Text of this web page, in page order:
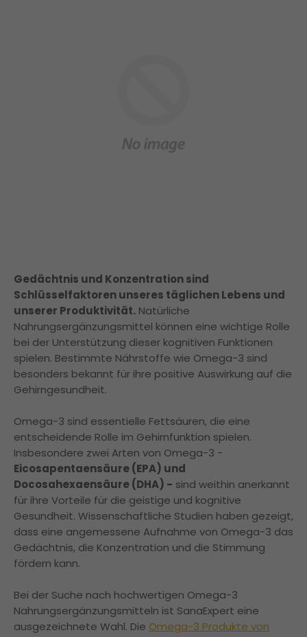
Gedächtnis und Konzentration sind
Schlüsselfaktoren unseres täglichen Lebens und
unserer Produktivität. Natürliche
Nahrungsergänzungsmittel können eine wichtige Rolle
bei der Unterstützung dieser kognitiven Funktionen
spielen. Bestimmte Nährstoffe wie Omega-3 sind
besonders bekannt für ihre positive Auswirkung auf die
Gehirngesundheit.
Omega-3 sind essentielle Fettsäuren, die eine
entscheidende Rolle im Gehirnfunktion spielen.
Insbesondere zwei Arten von Omega-3 -
Eicosapentaensäure (EPA) und
Docosahexaensäure (DHA) - sind weithin anerkannt
für ihre Vorteile für die geistige und kognitive
Gesundheit. Wissenschaftliche Studien haben gezeigt,
dass eine angemessene Aufnahme von Omega-3 das
Gedächtnis, die Konzentration und die Stimmung
fördern kann.
Bei der Suche nach hochwertigen Omega-3
Nahrungsergänzungsmitteln ist SanaExpert eine
ausgezeichnete Wahl. Die Omega-3 Produkte von